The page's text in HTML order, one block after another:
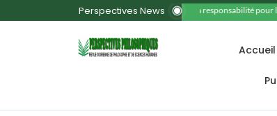
Perspectives News 11. La responsabilité pour
Accueil